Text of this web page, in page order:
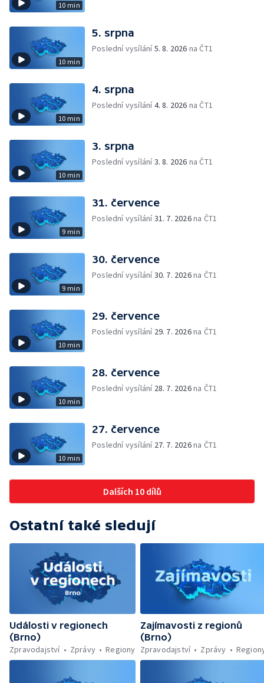
10 min
10 min
5. srpna
Poslední vysílání5. 8. 2026 na ČT1
10 min
4. srpna
Poslední vysílání4. 8. 2026 na ČT1
10 min
3. srpna
Poslední vysílání3. 8. 2026 na ČT1
9 min
31. července
Poslední vysílání31. 7. 2026na ČT1
9 min
30. července
Poslední vysílání30. 7. 2026na ČT1
10 min
29. července
Poslední vysílání 29. 7. 2026na ČT1
10 min
28. července
Poslední vysílání 28. 7. 2026na ČT1
10 min
27. července
Poslední vysílání 27. 7. 2026na ČT1
Dalších 10 dílů
Ostatní také sledují
Události v regionech
(Brno)
Zpravodajství
Zprávy Regiony
Zajímavosti z regionů
(Brno)
Zpravodajství
Zprávy